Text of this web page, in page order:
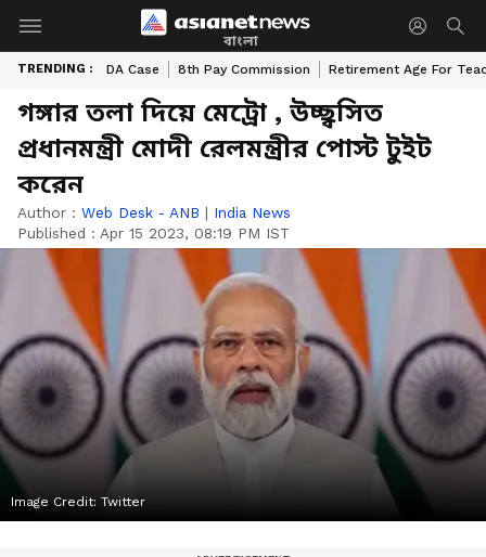
বাংলা
TRENDING : DA Case 8th Pay Commission Retirement Age For
গঙ্গার তলা দিয়ে মেট্রো , উচ্ছ্বসিত
প্রধানমন্ত্রী মোদী রেলমন্ত্রীর পোস্ট টুইট
করেন
Author : Web Desk - ANB | India News
Published : Apr 15 2023, 08:19 PM IST
Image Credit: Twitter